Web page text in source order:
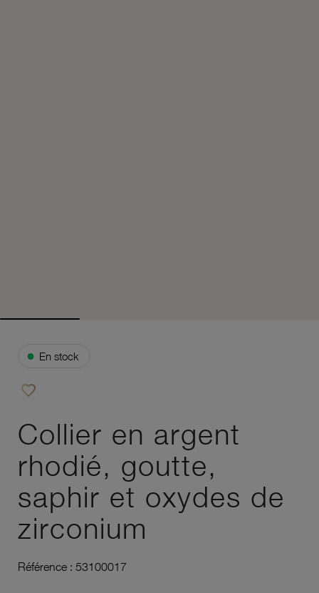
● En stock
favorite_border
Collier en argent
rhodié, goutte,
saphir et oxydes de
zirconium
Référence : 53100017